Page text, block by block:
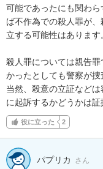
可能であったにも関わ
ば不作為での殺人罪が
立する可能性はあります
殺人罪については親告
かったとしても警察が捜
当然、殺意の立証など
に起訴するかどうかは証
役に立った 2
パプリカ さん